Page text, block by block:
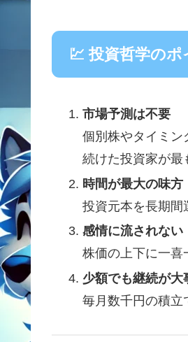
💹 投資哲学のポ
市場予測は不要
個別株やタイミン
続けた投資家が最
時間が最大の味方
投資元本を長期間
感情に流されない
株価の上下に一喜
少額でも継続が大
毎月数千円の積立